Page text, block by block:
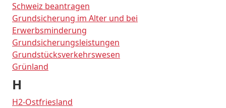
Schweiz beantragen
Grundsicherung im Alter und bei
Erwerbsminderung
Grundsicherungsleistungen
Grundstücksverkehrswesen
Grünland
H
H2-Ostfriesland